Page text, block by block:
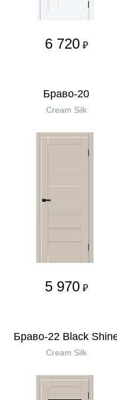
6 720 ₽
Браво-20
Cream Silk
5 970 ₽
Браво-22 Black
Cream Silk